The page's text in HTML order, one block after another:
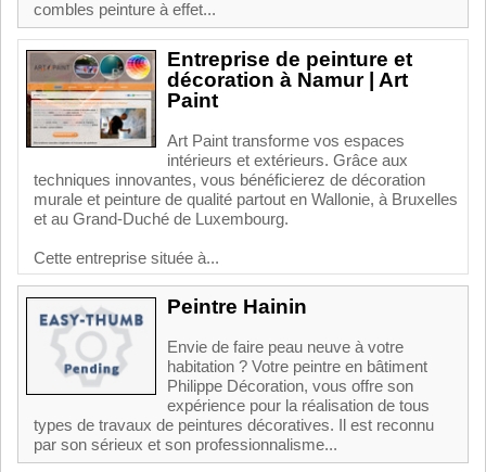
combles peinture à effet...
Entreprise de peinture et
décoration à Namur | Art
Paint
Art Paint transforme vos espaces
intérieurs et extérieurs. Grâce aux
techniques innovantes, vous bénéficierez de décoration
murale et peinture de qualité partout en Wallonie, à Bruxelles
et au Grand-Duché de Luxembourg.
Cette entreprise située à...
Peintre Hainin
Envie de faire peau neuve à votre
habitation ? Votre peintre en bâtiment
Philippe Décoration, vous offre son
expérience pour la réalisation de tous
types de travaux de peintures décoratives. Il est reconnu
par son sérieux et son professionnalisme...